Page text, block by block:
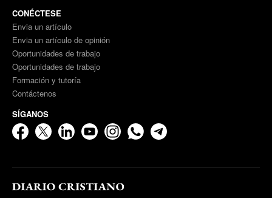
CONÉCTESE
Envia un artículo
Envia un artículo de opinión
Oportunidades de trabajo
Oportunidades de trabajo
Formación y tutoría
Contáctenos
SÍGANOS